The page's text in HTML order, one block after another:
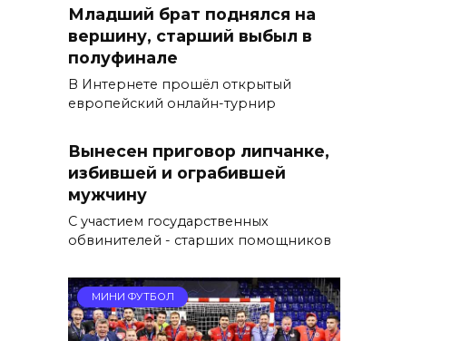
Младший брат поднялся на
вершину, старший выбыл в
полуфинале
В Интернете прошёл открытый
европейский онлайн-турнир
Вынесен приговор липчанке,
избившей и ограбившей
мужчину
С участием государственных
обвинителей - старших помощников
МИНИ ФУТБОЛ